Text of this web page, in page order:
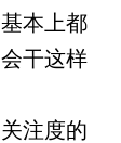
本上都
干这样
注度的